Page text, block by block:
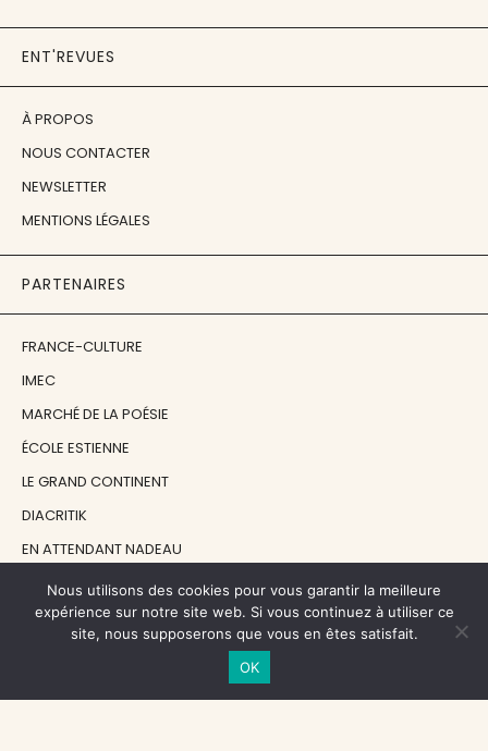
ENT'REVUES
À PROPOS
NOUS CONTACTER
NEWSLETTER
MENTIONS LÉGALES
PARTENAIRES
FRANCE-CULTURE
IMEC
MARCHÉ DE LA POÉSIE
ÉCOLE ESTIENNE
LE GRAND CONTINENT
DIACRITIK
EN ATTENDANT NADEAU
NOS SOUTIENS
Nous utilisons des cookies pour vous garantir la meilleure
expérience sur notre site web. Si vous continuez à utiliser ce
site, nous supposerons que vous en êtes satisfait.
OK